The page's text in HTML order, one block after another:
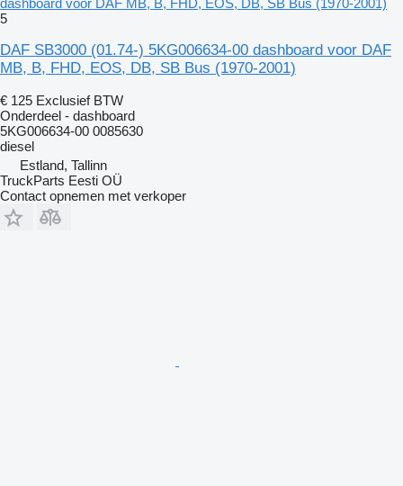
5
DAF SB3000 (01.74-) 5KG006634-00 dashboard voor DAF
MB, B, FHD, EOS, DB, SB Bus (1970-2001)
€ 125 Exclusief BTW
Onderdeel - dashboard
5KG006634-00 0085630
diesel
Estland, Tallinn
TruckParts Eesti OÜ
Contact opnemen met verkoper